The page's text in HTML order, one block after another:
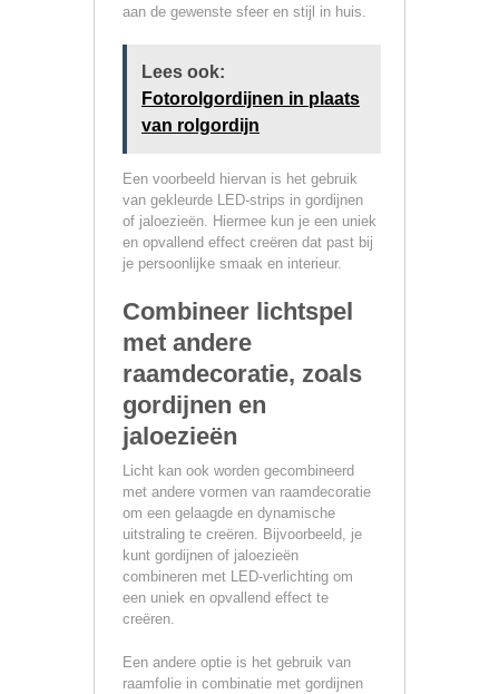
aan de gewenste sfeer en stijl in huis.
Lees ook:
Fotorolgordijnen in plaats
van rolgordijn
Een voorbeeld hiervan is het gebruik
van gekleurde LED-strips in gordijnen
of jaloezieën. Hiermee kun je een uniek
en opvallend effect creëren dat past bij
je persoonlijke smaak en interieur.
Combineer lichtspel
met andere
raamdecoratie, zoals
gordijnen en
jaloezieën
Licht kan ook worden gecombineerd
met andere vormen van raamdecoratie
om een gelaagde en dynamische
uitstraling te creëren. Bijvoorbeeld, je
kunt gordijnen of jaloezieën
combineren met LED-verlichting om
een uniek en opvallend effect te
creëren.
Een andere optie is het gebruik van
raamfolie in combinatie met gordijnen